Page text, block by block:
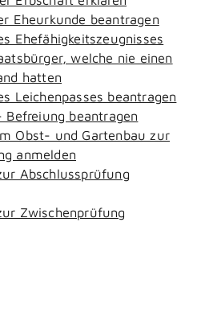
Eheurkunde beantragen
Ehefähigkeitszeugnisses
welche nie einen
hatten
Leichenpasses beantragen
beantragen
Obst- und Gartenbau zur
anmelden
Abschlussprüfung
Zwischenprüfung